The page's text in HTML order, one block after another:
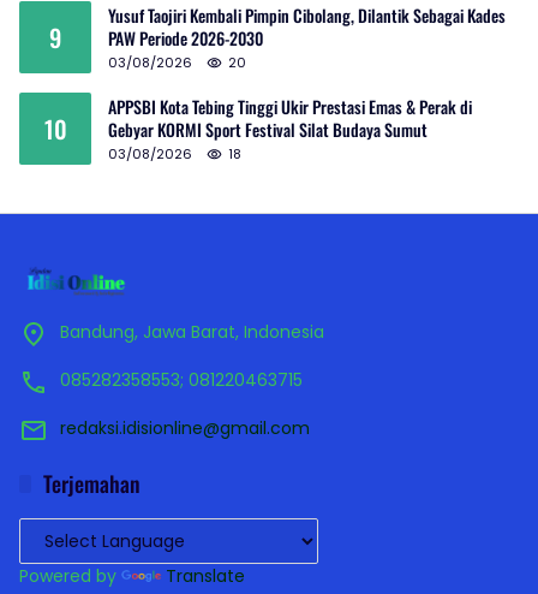
9
Yusuf Taojiri Kembali Pimpin Cibolang, Dilantik Sebagai Kades
PAW Periode 2026-2030
03/08/2026 20
10
APPSBI Kota Tebing Tinggi Ukir Prestasi Emas & Perak di
Gebyar KORMI Sport Festival Silat Budaya Sumut
03/08/2026 18
Bandung, Jawa Barat, Indonesia
085282358553; 081220463715
redaksi.idisionline@gmail.com
Terjemahan
Powered by Translate